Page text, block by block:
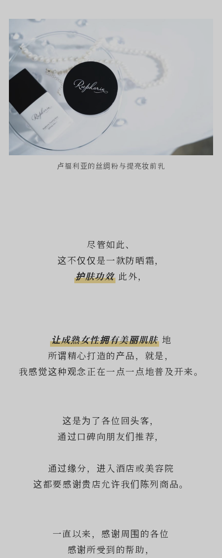
卢福利亚的丝绸粉与提亮妆前乳
尽管如此、
这不仅仅是一款防晒霜，
护肤功效此外，
让成熟女性拥有美丽肌肤地
所谓精心打造的产品，就是，
我感觉这种观念正在一点一点地普及开来。
这是为了各位回头客，
通过口碑向朋友们推荐，
通过缘分，进入酒店或美容院
这都要感谢贵店允许我们陈列商品。
一直以来，感谢周围的各位
感谢所受到的帮助，